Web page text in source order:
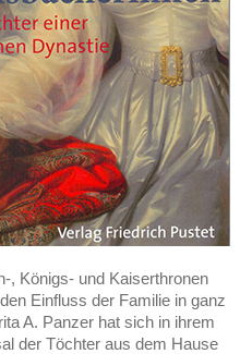
, Königs- und Kaiserthronen
Einfluss der Familie in ganz
A. Panzer hat sich in ihrem
der Töchter aus dem Hause